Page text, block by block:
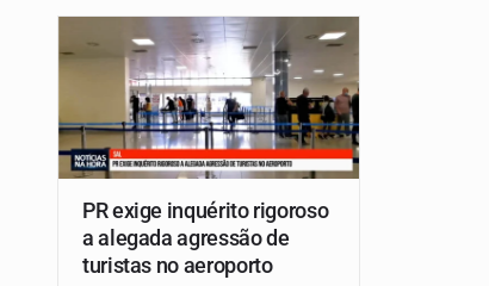
PR exige inquérito rigoroso
a alegada agressão de
turistas no aeroporto